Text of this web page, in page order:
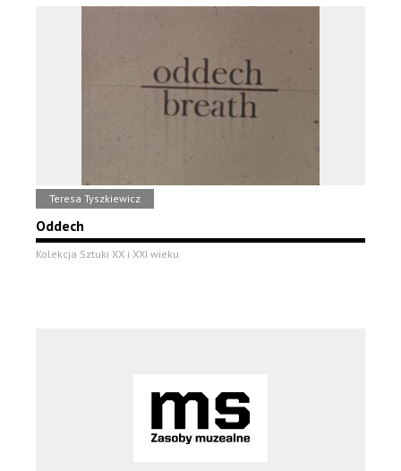
Teresa Tyszkiewicz
Oddech
Kolekcja Sztuki XX i XXI wieku